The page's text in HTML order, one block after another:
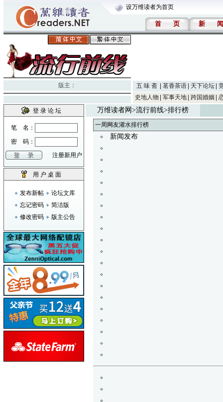
设万维读者为首页
首 页 新 闻
版主： 五 味 斋 茗香茶语 天下论坛
史地人物
军事天地 跨国婚姻
登 录 论 坛
笔 名：
密 码：
注册新用户
用 户 桌 面
发布新帖
论坛文库
忘记密码
简洁版
修改密码
版主公告
万维读者网 >流行前线>排行榜
一周网友灌水排行榜
新闻发布